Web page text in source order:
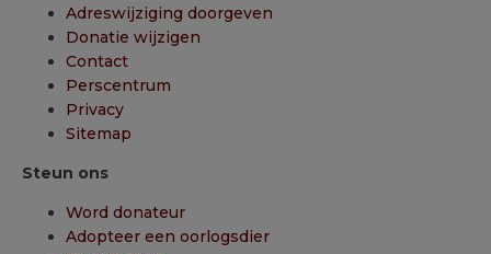
Adreswijziging doorgeven
Donatie wijzigen
Contact
Perscentrum
Privacy
Sitemap
Steun ons
Word donateur
Adopteer een oorlogsdier